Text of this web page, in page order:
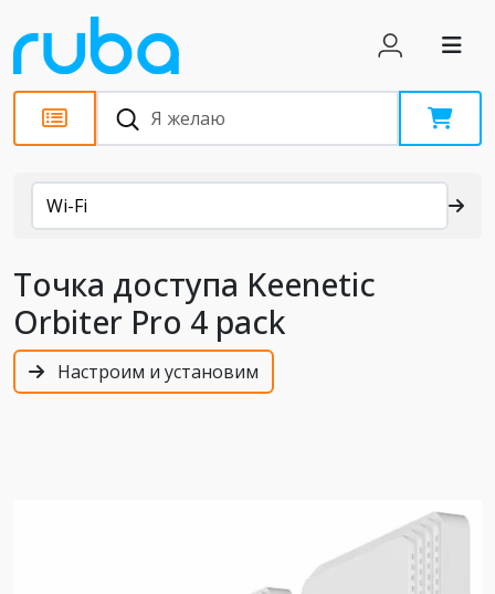
Каталог
Wi-Fi
Точка доступа Keenetic
Orbiter Pro 4 pack
Настроим и установим